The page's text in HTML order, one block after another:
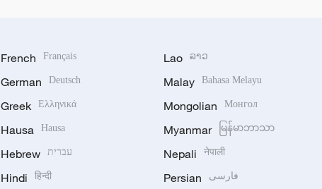
French Français
German Deutsch
Greek Ελληνικά
Hausa Hausa
Hebrew עברית
Hindi हिन्दी
Lao ລາວ
Malay Bahasa Melayu
Mongolian Монгол
Myanmar မြန်မာဘာသာ
Nepali नेपाली
Persian فارسی